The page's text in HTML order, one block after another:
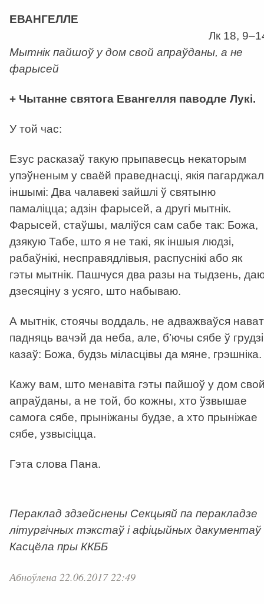
ЕВАНГЕЛЛЕ
Лк 18,
Мытнік пайшоў у дом свой апраўданы, а не
фарысей
+ Чытанне святога Евангелля паводле Лукі.
У той час:
Езус расказаў такую прыпавесць некаторым
упэўненым у сваёй праведнасці, якія
іншымі: Два чалавекі зайшлі ў святыню
памаліцца; адзін фарысей, а другі мытнік.
Фарысей, стаўшы, маліўся сам сабе так: Божа,
дзякую Табе, што я не такі, як іншыя людзі,
рабаўнікі, несправядлівыя, распуснікі або як
гэты мытнік. Пашчуся два разы на тыдзень,
дзесяціну з усяго, што набываю.
А мытнік, стоячы воддаль, не адважваўся нават
падняць вачэй да неба, але, б’ючы сябе ў
казаў: Божа, будзь міласцівы да мяне, грэшніка.
Кажу вам, што менавіта гэты пайшоў у дом
апраўданы, а не той, бо кожны, хто ўзвышае
самога сябе, прыніжаны будзе, а хто прыніжае
сябе, узвысіцца.
Гэта слова Пана.
Пераклад здзейснены Секцыяй па перакладзе
літургічных тэкстаў і афіцыйных дакументаў
Касцёла пры ККББ
Абноўлена 22.06.2017 22:49